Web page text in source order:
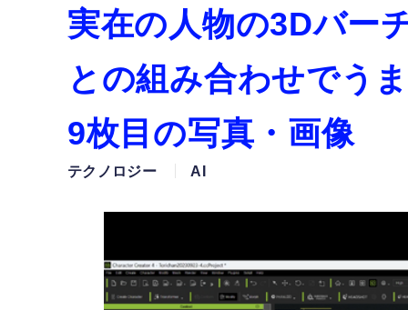
実在の人物の3Dバー
との組み合わせでう
9枚目の写真・画像
テクノロジー AI